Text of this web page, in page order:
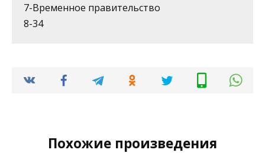
7-Временное правительство
8-34
Похожие произведения